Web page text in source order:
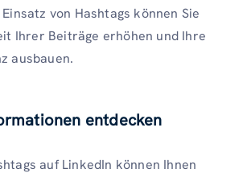
von Hashtags können Sie
Ihrer Beiträge erhöhen und Ihre
ausbauen.
entdecken
auf LinkedIn können Ihnen